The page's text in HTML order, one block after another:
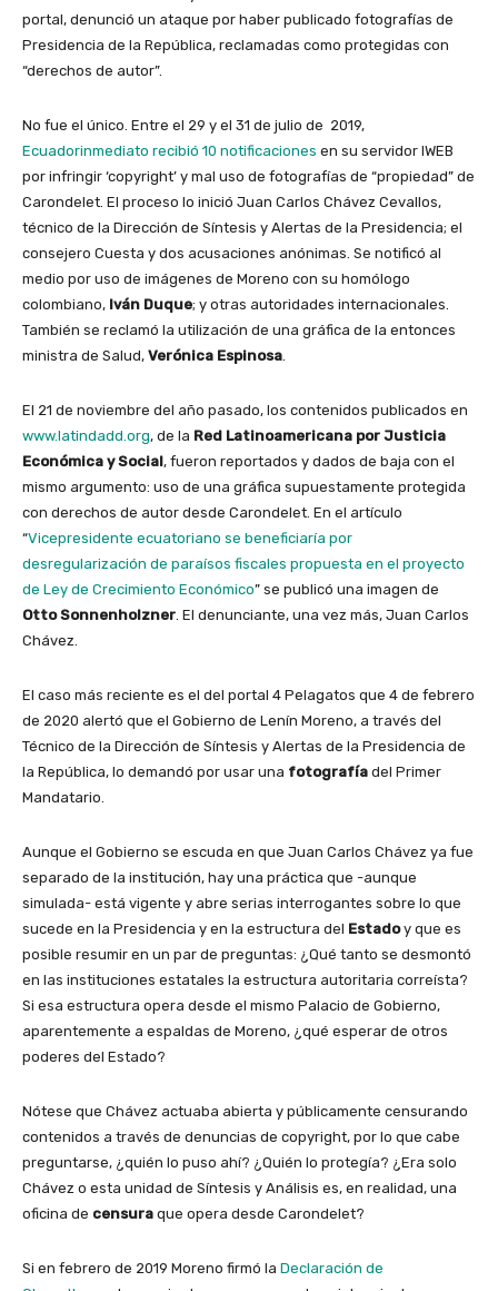
portal, denunció un ataque por haber publicado fotografías de
Presidencia de la República, reclamadas como protegidas con
“derechos de autor”.
No fue el único. Entre el 29 y el 31 de julio de 2019,
Ecuadorinmediato recibió 10 notificaciones en su servidor IWEB
por infringir ‘copyright’ y mal uso de fotografías de “propiedad” de
Carondelet. El proceso lo inició Juan Carlos Chávez Cevallos,
técnico de la Dirección de Síntesis y Alertas de la Presidencia; el
consejero Cuesta y dos acusaciones anónimas. Se notificó al
medio por uso de imágenes de Moreno con su homólogo
colombiano, Iván Duque; y otras autoridades internacionales.
También se reclamó la utilización de una gráfica de la entonces
ministra de Salud, Verónica Espinosa
El 21 de noviembre del año pasado, los contenidos publicados en
www.latindadd.org, de la Red Latinoamericana por Justicia
Económica y Social, fueron reportados y dados de baja con el
mismo argumento: uso de una gráfica supuestamente protegida
con derechos de autor desde Carondelet. En el artículo
“Vicepresidente ecuatoriano se beneficiaría por
desregularización de paraísos fiscales propuesta en el proyecto
de Ley de Crecimiento Económico” se publicó una imagen de
Otto Sonnenholzner . El denunciante, una vez más, Juan Carlos
Chávez.
El caso más reciente es el del portal 4 Pelagatos que 4 de febrero
de 2020 alertó que el Gobierno de Lenín Moreno, a través del
Técnico de la Dirección de Síntesis y Alertas de la Presidencia de
la República, lo demandó por usar una fotografía del Primer
Mandatario.
Aunque el Gobierno se escuda en que Juan Carlos Chávez ya fue
separado de la institución, hay una práctica que -aunque
simulada- está vigente y abre serias interrogantes sobre lo que
sucede en la Presidencia y en la estructura del Estadoy que es
posible resumir en un par de preguntas: ¿Qué tanto se desmontó
en las instituciones estatales la estructura autoritaria correísta?
Si esa estructura opera desde el mismo Palacio de Gobierno,
aparentemente a espaldas de Moreno, ¿qué esperar de otros
poderes del Estado?
Nótese que Chávez actuaba abierta y públicamente censurando
contenidos a través de denuncias de copyright, por lo que cabe
preguntarse, ¿quién lo puso ahí? ¿Quién lo protegía? ¿Era solo
Chávez o esta unidad de Síntesis y Análisis es, en realidad, una
oficina de censura que opera desde Carondelet?
Si en febrero de 2019 Moreno firmó la Declaración de